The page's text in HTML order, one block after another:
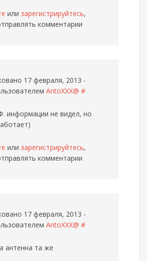
или зарегистрируйтесь,
комментарии
17 февраля, 2013 -
AntoXXX@ #
информации не видел, но
или зарегистрируйтесь,
комментарии
17 февраля, 2013 -
AntoXXX@ #
антенна та же